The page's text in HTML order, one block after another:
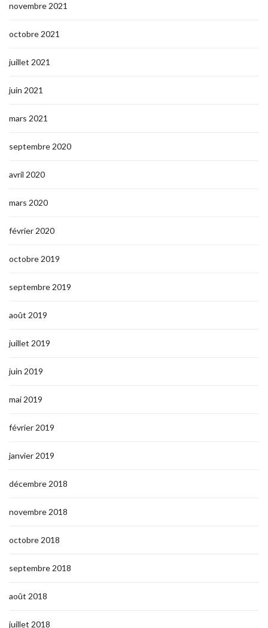
novembre 2021
octobre 2021
juillet 2021
juin 2021
mars 2021
septembre 2020
avril 2020
mars 2020
février 2020
octobre 2019
septembre 2019
août 2019
juillet 2019
juin 2019
mai 2019
février 2019
janvier 2019
décembre 2018
novembre 2018
octobre 2018
septembre 2018
août 2018
juillet 2018